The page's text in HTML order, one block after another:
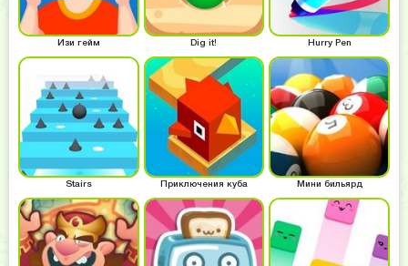
Изи гейм Dig it! Hurry Pen
Stairs Приключения куба Мини бильярд